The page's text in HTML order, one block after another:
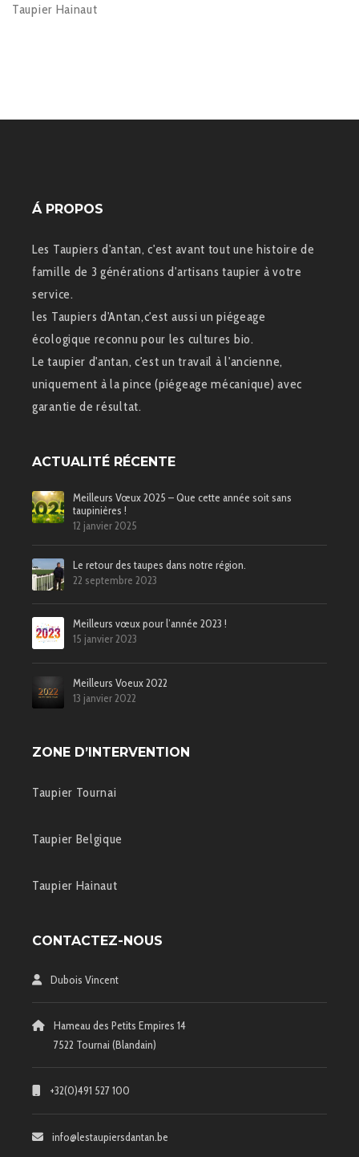
Taupier Hainaut
Á PROPOS
Les Taupiers d'antan, c'est avant tout une histoire de
famille de 3 générations d'artisans taupier à votre
service.
les Taupiers d'Antan,c'est aussi un piégeage
écologique reconnu pour les cultures bio.
Le taupier d'antan, c'est un travail à l'ancienne,
uniquement à la pince (piégeage mécanique) avec
garantie de résultat.
ACTUALITÉ RÉCENTE
Meilleurs Vœux 2025 – Que cette année soit sans
taupinières !
12 janvier 2025
Le retour des taupes dans notre région.
22 septembre 2023
Meilleurs vœux pour l’année 2023 !
15 janvier 2023
Meilleurs Voeux 2022
13 janvier 2022
ZONE D’INTERVENTION
Taupier Tournai
Taupier Belgique
Taupier Hainaut
CONTACTEZ-NOUS
Dubois Vincent
Hameau des Petits Empires 14
7522 Tournai (Blandain)
+32(0)491 527 100
info@lestaupiersdantan.be